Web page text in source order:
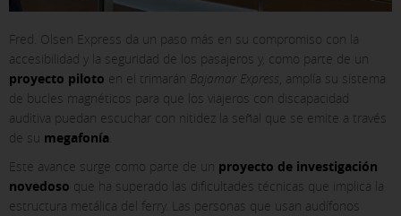
Fred. Olsen Express da un paso más en su compromiso con la
accesibilidad y la seguridad de los pasajeros y, como parte de un
proyecto piloto en el trimarán Bajamar Express , amplía su sistema
de bucles magnéticos para que los viajeros con discapacidad
auditiva puedan escuchar con nitidez la señal que se emite a través
de su megafonía
Este avance surge como parte de un proyecto de investigación
novedoso que ha superado las dificultades técnicas que implica la
estructura metálica del ferry. Las personas que usan audífonos